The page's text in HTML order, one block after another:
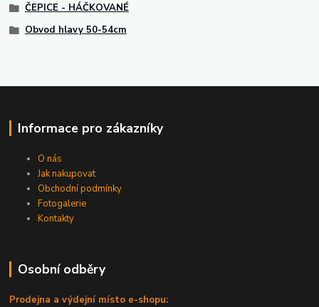
ČEPICE - HÁČKOVANÉ
Obvod hlavy 50-54cm
Informace pro zákazníky
O nás
Jak nakupovat
Obchodní podmínky
Fotogalerie
Kontakty
Osobní odběry
Prodejna a výdejní místo e-shopu: